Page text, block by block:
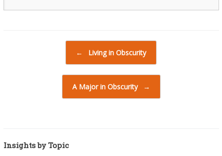
← Living in Obscurity
A Major in Obscurity →
Insights by Topic